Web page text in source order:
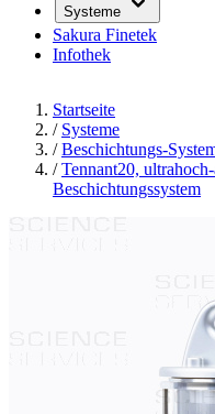
Systeme
Sakura Finetek
Infothek
Startseite
/ Systeme
/ Beschichtungs-
/ Tennant20,
Beschichtungssystem